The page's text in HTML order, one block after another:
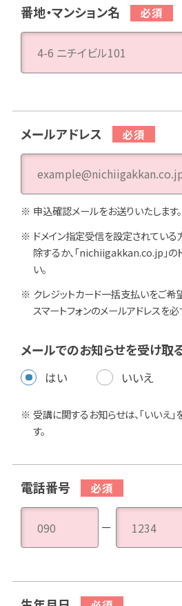
番地・マンション名
メールアドレス
申込確認メールをお送りいたします。
ドメイン指定受信を設定されてい
除するか、「nichiigakkan.co.jp」の
い。
クレジットカード一括支払いをご希
スマートフォンのメールアドレスを必
メールでのお知らせを受け取
はい いいえ
受講に関するお知らせは、「いいえ
す。
電話番号
－